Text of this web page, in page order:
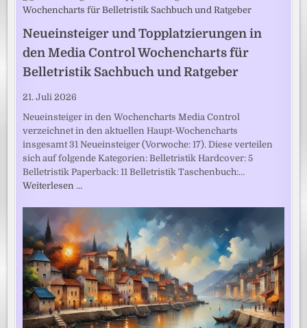
Neueinsteiger und Topplatzierungen in
den Media Control Wochencharts für
Belletristik Sachbuch und Ratgeber
21. Juli 2026
Neueinsteiger in den Wochencharts Media Control
verzeichnet in den aktuellen Haupt-Wochencharts
insgesamt 31 Neueinsteiger (Vorwoche: 17). Diese verteilen
sich auf folgende Kategorien: Belletristik Hardcover: 5
Belletristik Paperback: 11 Belletristik Taschenbuch:…
Weiterlesen …